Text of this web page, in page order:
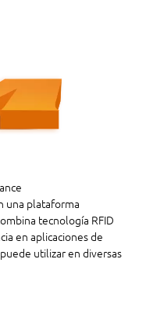
una plataforma
tecnología RFID
en aplicaciones de
utilizar en diversas